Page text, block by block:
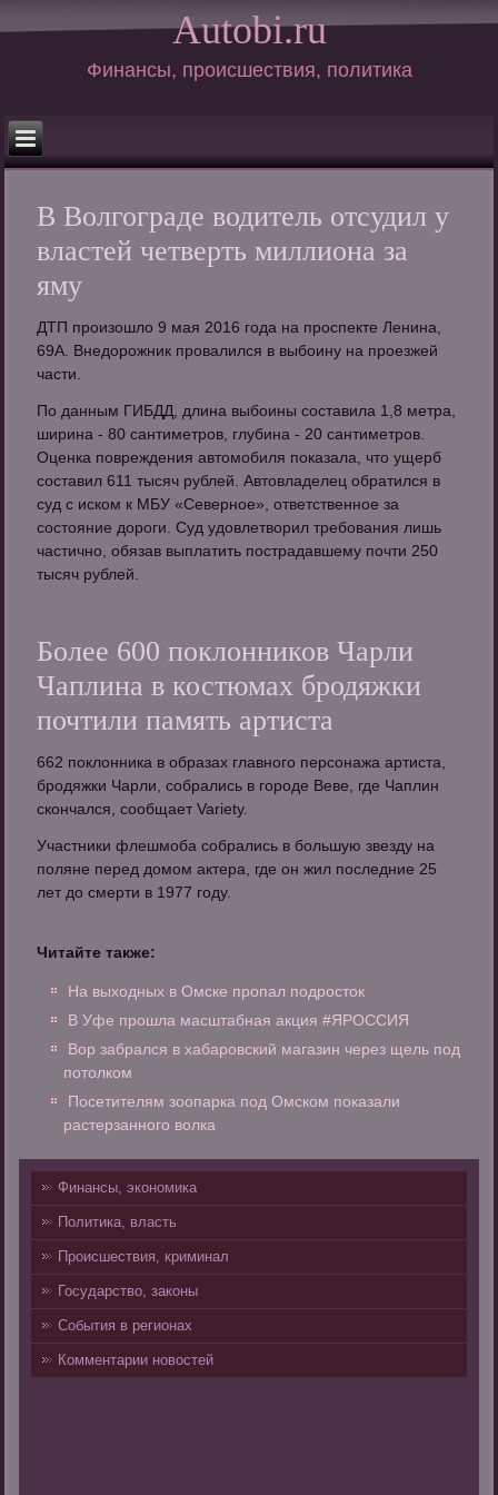
Autobi.ru
Финансы, происшествия, политика
В Волгограде водитель отсудил у
властей четверть миллиона за
яму
ДТП произошло 9 мая 2016 года на проспекте Ленина,
69А. Внедорожник провалился в выбоину на проезжей
части.
По данным ГИБДД, длина выбоины составила 1,8 метра,
ширина - 80 сантиметров, глубина - 20 сантиметров.
Оценка повреждения автомобиля показала, что ущерб
составил 611 тысяч рублей. Автовладелец обратился в
суд с иском к МБУ «Северное», ответственное за
состояние дороги. Суд удовлетворил требования лишь
частично, обязав выплатить пострадавшему почти 250
тысяч рублей.
Более 600 поклонников Чарли
Чаплина в костюмах бродяжки
почтили память артиста
662 поклонника в образах главного персонажа артиста,
бродяжки Чарли, собрались в городе Веве, где Чаплин
скончался, сообщает Variety.
Участники флешмоба собрались в большую звезду на
поляне перед домом актера, где он жил последние 25
лет до смерти в 1977 году.
Читайте также:
На выходных в Омске пропал подросток
В Уфе прошла масштабная акция #ЯРОССИЯ
Вор забрался в хабаровский магазин через щель под
потолком
Посетителям зоопарка под Омском показали
растерзанного волка
Финансы, экономика
Политика, власть
Происшествия, криминал
Государство, законы
События в регионах
Комментарии новостей